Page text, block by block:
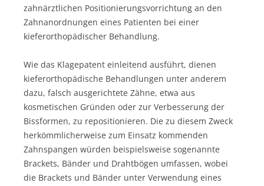
zahnärztlichen Positionierungsvorrichtung an den
Zahnanordnungen eines Patienten bei einer
kieferorthopädischer Behandlung.
Wie das Klagepatent einleitend ausführt, dienen
kieferorthopädische Behandlungen unter anderem
dazu, falsch ausgerichtete Zähne, etwa aus
kosmetischen Gründen oder zur Verbesserung der
Bissformen, zu repositionieren. Die zu diesem Zweck
herkömmlicherweise zum Einsatz kommenden
Zahnspangen würden beispielsweise sogenannte
Brackets, Bänder und Drahtbögen umfassen, wobei
die Brackets und Bänder unter Verwendung eines